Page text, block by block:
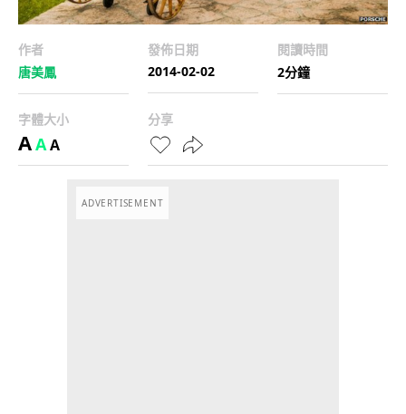
作者
唐美鳳
發佈日期
2014-02-02
閱讀時間
2分鐘
字體大小
AAA
分享
ADVERTISEMENT